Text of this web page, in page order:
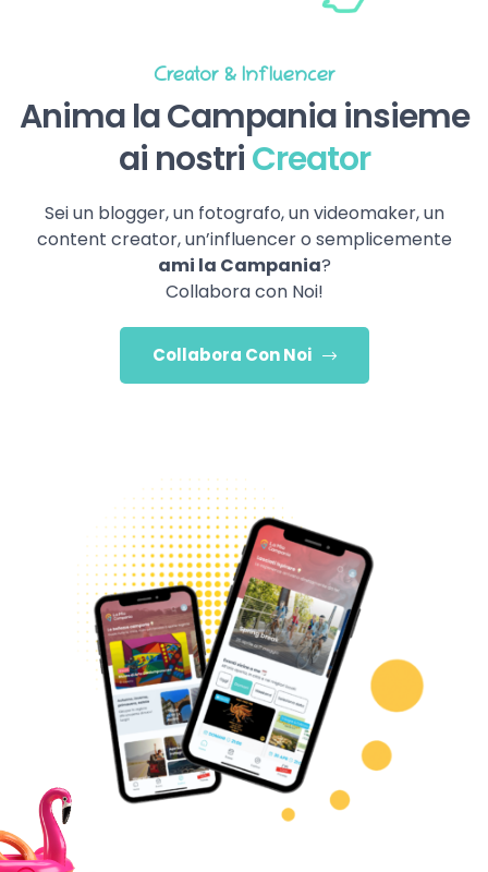
Creator & Influencer
Anima la Campania insieme
ai nostriCreator
Sei un blogger, un fotografo, un videomaker, un
content creator, un’influencer o semplicemente
ami la Campania?
Collabora con Noi!
Collabora Con Noi